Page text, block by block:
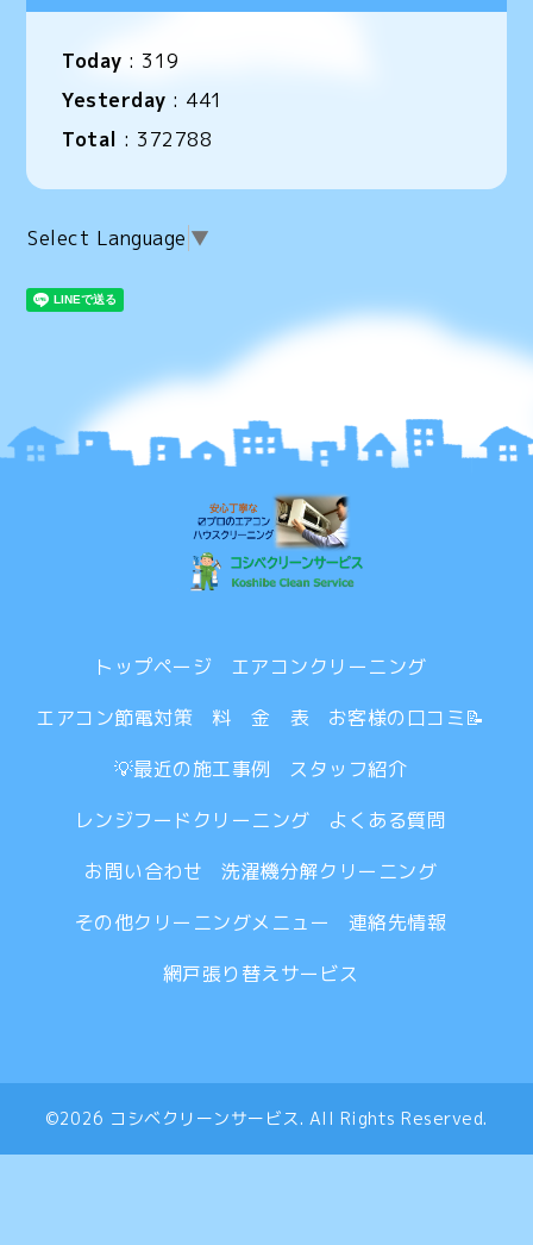
Today : 319
Yesterday : 441
Total : 372788
Select Language ▼
トップページ
エアコンクリーニング
エアコン節電対策
料 金 表
お客様の口コミ📝
💡最近の施工事例
スタッフ紹介
レンジフードクリーニング
よくある質問
お問い合わせ
洗濯機分解クリーニング
その他クリーニングメニュー
連絡先情報
網戸張り替えサービス
©2026 コシベクリーンサービス. All Rights Reserved.